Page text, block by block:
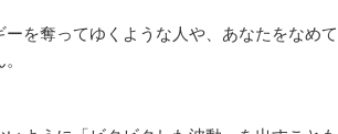
ーを奪ってゆくような人や、あなたをなめ